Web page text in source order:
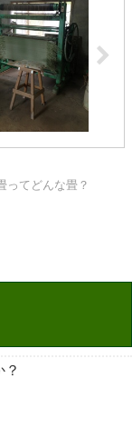
ってどんな畳？